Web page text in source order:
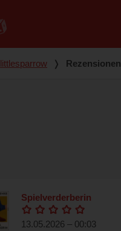
littlesparrow ❭ Rezensionen
Spielverderberin
13.05.2026 – 00:03